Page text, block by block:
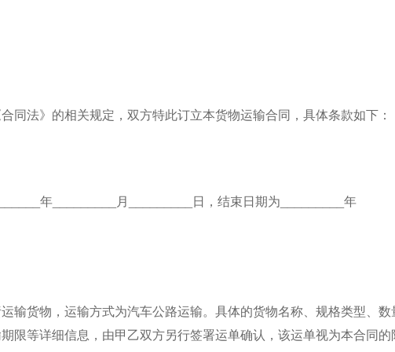
同法》的相关规定，双方特此订立本货物运输合同，具体条款如下：
年_________月_________日，结束日期为_________年
输货物，运输方式为汽车公路运输。具体的货物名称、规格类型、数
限等详细信息，由甲乙双方另行签署运单确认，该运单视为本合同的